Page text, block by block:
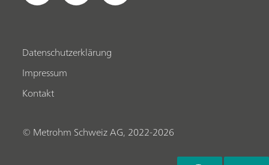
Datenschutzerklärung
Impressum
Kontakt
© Metrohm Schweiz AG, 2022-2026